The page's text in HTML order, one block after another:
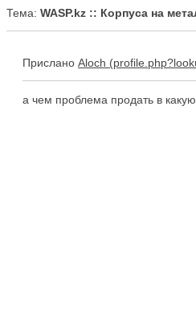
Тема: WASP.kz :: Корпуса на
Прислано Aloch
а чем проблема продать в